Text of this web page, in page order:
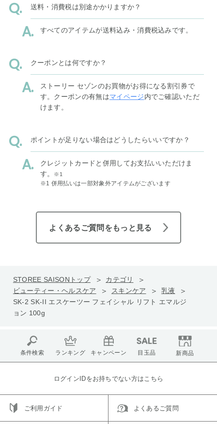
送料・消費税は別途かかりますか？
すべてのアイテムが送料込み・消費税込みです。
クーポンとは何ですか？
ストーリー セゾンのお買物がお得になる割引券で
す。クーポンの有無はマイページ内でご確認いただ
けます。
ポイントが足りない場合はどうしたらいいですか？
クレジットカードと併用してお支払いいただけま
す。
※1
※1 併用払いは一部対象外アイテムがございます
よくあるご質問をもっと見る
STOREE SAISONトップ
カテゴリ
ビューティー・ヘルスケア
スキンケア
乳液
SK-2 SK-II エスケーツー フェイシャル リフト エマルジ
ョン 100g
条件検索 ランキング キャンペーン 目玉品 新商品
ログインIDをお持ちでない方はこちら
ご利用ガイド よくあるご質問